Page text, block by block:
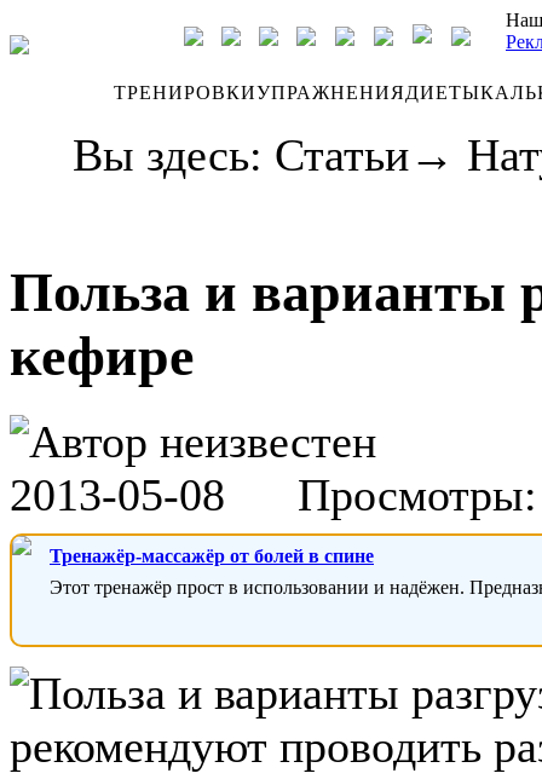
ТРЕНИРОВКИУПРАЖНЕНИЯДИЕТЫ
Вы здесь: Статьи→
Польза и варианты
кефире
Автор неизвестен
2013-05-08 Просмотры:
Тренажёр-массажёр от болей в спине
Этот тренажёр прост в использовании и надёжен.
рекомендуют проводить